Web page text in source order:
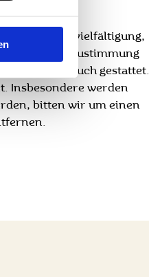
Die Vervielfältigung,
Zustimmung
Gebrauch gestattet.
Insbesondere werden
bitten wir um einen